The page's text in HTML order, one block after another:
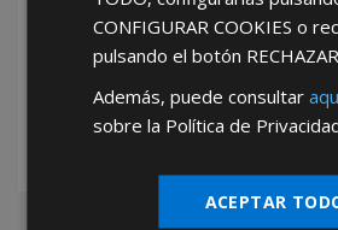
*Abstenerse particulares, sólo venta a
CONFIGURAR COOKIES o
pulsando el botón
Además, puede consultar
sobre la Política de
ACEPTAR